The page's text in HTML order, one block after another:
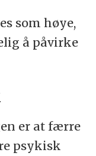
som høye,
å påvirke
er at færre
psykisk